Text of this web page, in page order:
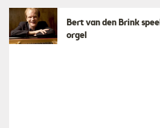
Bert van den Brink
orgel